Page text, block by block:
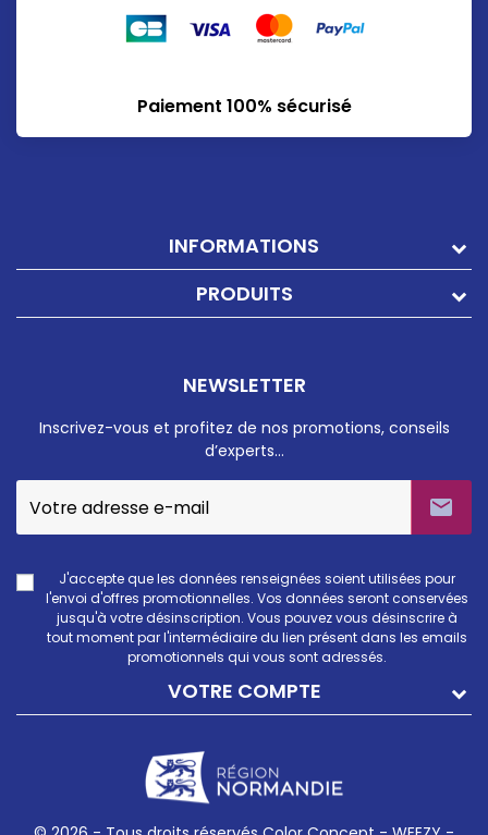
Paiement 100% sécurisé
INFORMATIONS
PRODUITS
NEWSLETTER
Inscrivez-vous et profitez de nos promotions, conseils
d’experts…

J'accepte que les données renseignées soient utilisées pour
l'envoi d'offres promotionnelles. Vos données seront conservées
jusqu'à votre désinscription. Vous pouvez vous désinscrire à
tout moment par l'intermédiaire du lien présent dans les emails
promotionnels qui vous sont adressés.
VOTRE COMPTE